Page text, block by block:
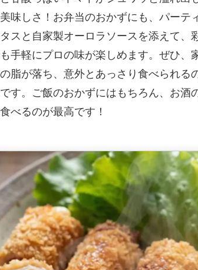
味しさ！お弁当のおかずにも、パーテ
スと自家製オーロラソースを添えて、
手軽にプロの味が楽しめます。ぜひ
脂が落ち、意外とあっさり食べられ
す。ご飯のおかずにはもちろん、お
べるのが最高です！